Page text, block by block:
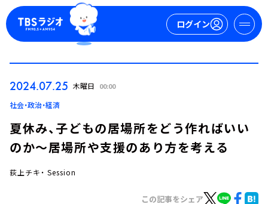
ログイン
2024.07.25 木曜日 00:00
社会・政治・経済
夏休み、子どもの居場所をどう作ればいい
のか～居場所や支援のあり方を考える
荻上チキ・ Session
この記事をシェア